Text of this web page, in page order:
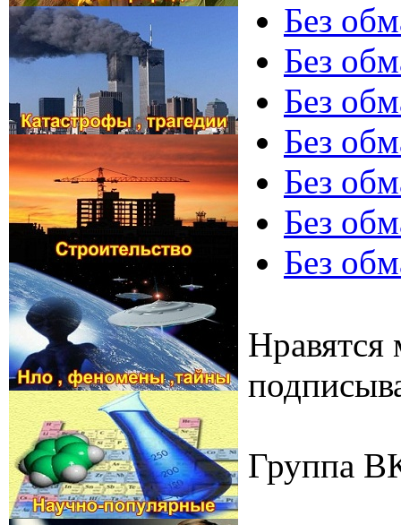
Без
Без
Без
Без
Без
Без
Без
Группа